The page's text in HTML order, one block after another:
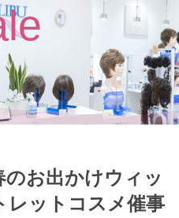
お出かけウィッ
レットコスメ催事